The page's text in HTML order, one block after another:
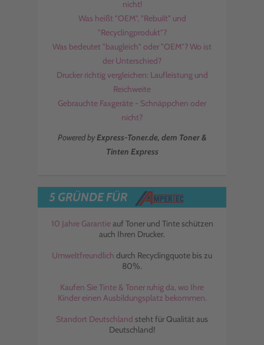
nicht!
Was heißt "OEM", "Rebuilt" und
"Recyclingprodukt"?
Was bedeutet "baugleich" oder "OEM"? Wo ist
der Unterschied?
Drucker richtig vergleichen: Laufleistung und
Reichweite
Gebrauchte Faxgeräte - Schnäppchen oder
nicht?
Powered byExpress-Toner.de, dem Toner &
Tinten Express
5 GRÜNDE FÜR
10 Jahre Garantieauf Toner und Tinte schützen
auch Ihren Drucker.
Umweltfreundlich durch Recyclingquote bis zu
80%.
Kaufen Sie Tinte & Toner ruhig da, wo Ihre
Kinder einen Ausbildungsplatz bekommen.
Standort Deutschland steht für Qualität aus
Deutschland!